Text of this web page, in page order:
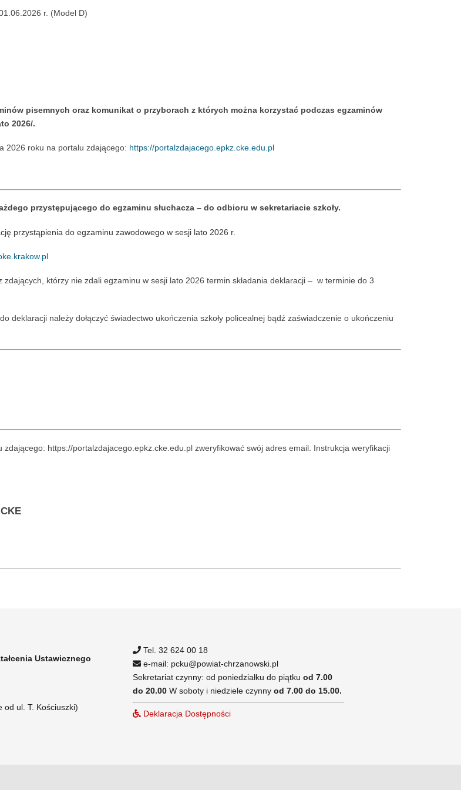
r. (Model D)
pisemnych oraz komunikat o przyborach z których można korzystać podczas egzaminów
2026/.
2026 roku na portalu zdającego: https://portalzdajacego.epkz.cke.edu.pl
przystępującego do egzaminu słuchacza – do odbioru w sekretariacie szkoły.
przystąpienia do egzaminu zawodowego w sesji lato 2026 r.
którzy nie zdali egzaminu w sesji lato 2026 termin składania deklaracji – w terminie do 3
należy dołączyć świadectwo ukończenia szkoły policealnej bądź zaświadczenie o ukończeniu
https://portalzdajacego.epkz.cke.edu.pl zweryfikować swój adres email. Instrukcja weryfikacji
Ustawicznego
od ul. T. Kościuszki)
Tel. 32 624 00 18
e-mail: pcku@powiat-chrzanowski.pl
Sekretariat czynny: od poniedziałku do piątku od 7.00
do 20.00W soboty i niedziele czynny od 7.00 do 15.00.
Deklaracja Dostępności